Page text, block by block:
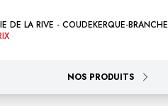
DE LA RIVE - COUDEKERQUE-BRANCHE
NOS PRODUITS